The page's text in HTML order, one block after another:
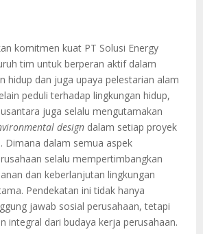
komitmen kuat PT Solusi Energy
tim untuk berperan aktif dalam
hidup dan juga upaya pelestarian alam
peduli terhadap lingkungan hidup,
juga selalu mengutamakan
design dalam setiap proyek
Dimana dalam semua aspek
selalu mempertimbangkan
dan keberlanjutan lingkungan
Pendekatan ini tidak hanya
jawab sosial perusahaan, tetapi
integral dari budaya kerja perusahaan.